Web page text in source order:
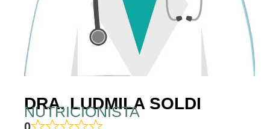
DRA. LUDMILA SOLDI
NUTRICIONISTA